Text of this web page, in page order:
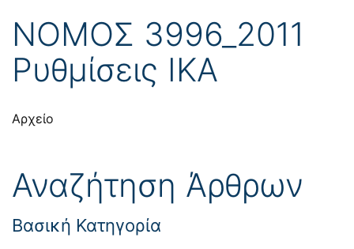
ΝΟΜΟΣ 3996_2011
Ρυθμίσεις ΙΚΑ
Αρχείο
Αναζήτηση Άρθρων
Βασική Κατηγορία